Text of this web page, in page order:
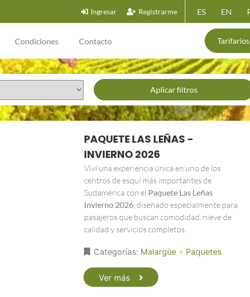
Ingresar Registrarme ES EN
Condiciones Contacto Tarifarios
Aplicar filtros
PAQUETE LAS LEÑAS -
INVIERNO 2026
Viví una experiencia única en uno de los
centros de esquí más importantes de
Sudamérica con el Paquete Las Leñas
Invierno 2026, diseñado especialmente para
pasajeros que buscan comodidad, nieve de
calidad y servicios completos.
Categorías: Malargüe• Paquetes
Ver más